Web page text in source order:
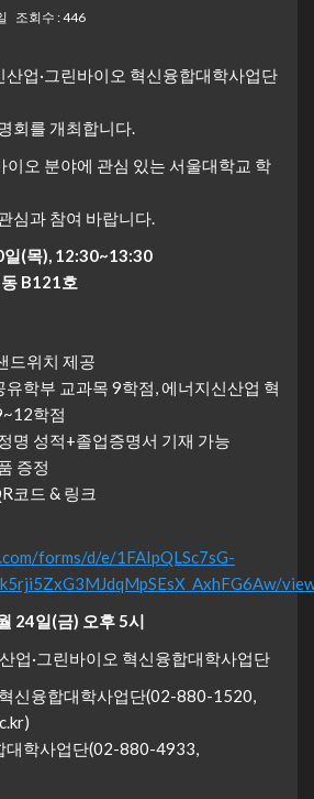
조회수 : 446
업·그린바이오 혁신융합대학사업단
회를 개최합니다.
이오 분야에 관심 있는 서울대학교 학
심과 참여 바랍니다.
(목), 12:30~13:30
B121호
드위치 제공
학부 교과목 9학점, 에너지신산업 혁
학점
명 성적+졸업증명서 기재 가능
증정
코드 & 링크
forms/d/e/1FAIpQLSc7sG-
24일(금) 오후 5시
업·그린바이오 혁신융합대학사업단
신융합대학사업단(02-880-1520,
대학사업단(02-880-4933,